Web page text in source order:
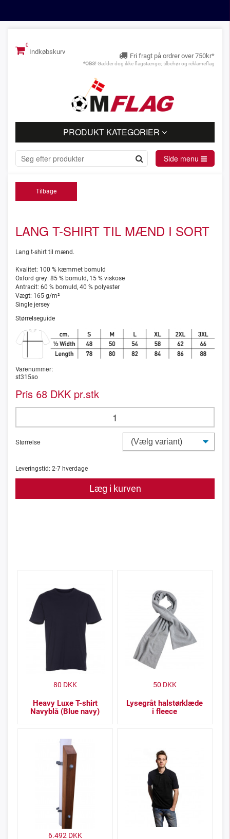
Indkøbskurv
Fri fragt på ordrer over 750kr*
*OBS! Gælder dog ikke flagstænger, tilbehør og reklameflag
PRODUKT KATEGORIER
Side menu
Tilbage
LANG T-SHIRT TIL MÆND I SORT
Lang t-shirt til mænd.
Kvalitet: 100 % kæmmet bomuld
Oxford grey: 85 % bomuld, 15 % viskose
Antracit: 60 % bomuld, 40 % polyester
Vægt: 165 g/m²
Single jersey
Størrelseguide
Varenummer:
st315so
Pris 68 DKK pr.stk
Størrelse
Leveringstid: 2-7 hverdage
Læg i kurven
Heavy Luxe T-shirt
Navyblå (Blue navy)
80 DKK
Lysegråt halstørklæde
i fleece
50 DKK
6.492DKK